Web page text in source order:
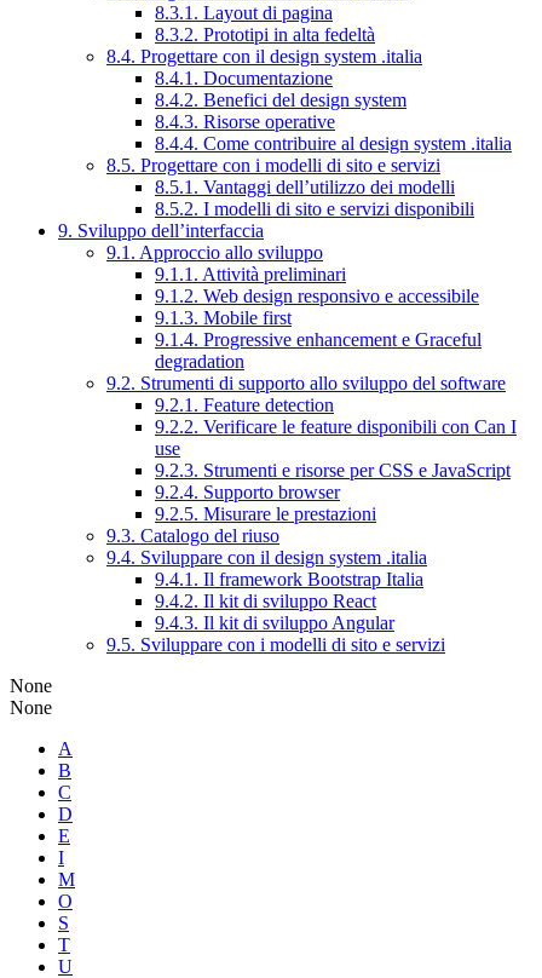
8.3.1. Layout di pagina
8.3.2. Prototipi in alta fedeltà
8.4. Progettare con il design system .italia
8.4.1. Documentazione
8.4.2. Benefici del design system
8.4.3. Risorse operative
8.4.4. Come contribuire al design system .italia
8.5. Progettare con i modelli di sito e servizi
8.5.1. Vantaggi dell’utilizzo dei modelli
8.5.2. I modelli di sito e servizi disponibili
9. Sviluppo dell’interfaccia
9.1. Approccio allo sviluppo
9.1.1. Attività preliminari
9.1.2. Web design responsivo e accessibile
9.1.3. Mobile first
9.1.4. Progressive enhancement e Graceful
degradation
9.2. Strumenti di supporto allo sviluppo del software
9.2.1. Feature detection
9.2.2. Verificare le feature disponibili con Can I
use
9.2.3. Strumenti e risorse per CSS e JavaScript
9.2.4. Supporto browser
9.2.5. Misurare le prestazioni
9.3. Catalogo del riuso
9.4. Sviluppare con il design system .italia
9.4.1. Il framework Bootstrap Italia
9.4.2. Il kit di sviluppo React
9.4.3. Il kit di sviluppo Angular
9.5. Sviluppare con i modelli di sito e servizi
None
None
A
B
C
D
E
I
M
O
S
T
U